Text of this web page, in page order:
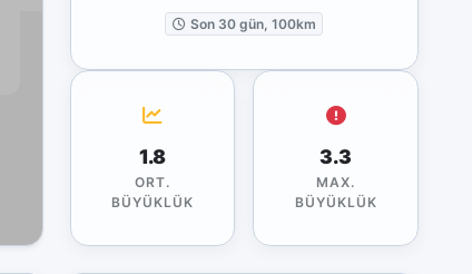
Son 30 gün, 100km
1.8
ORT.
BÜYÜKLÜK
3.3
MAX.
BÜYÜKLÜK